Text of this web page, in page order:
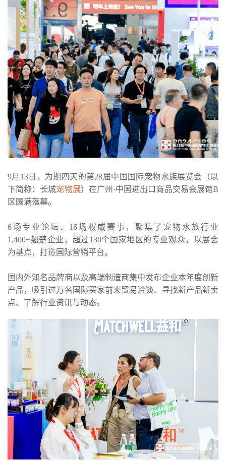
9月13日，为期四天的第28届中国国际宠物水族展览会（以
下简称：长城宠物展）在广州·中国进出口商品交易会展馆B
区圆满落幕。
6场专业论坛、16场权威赛事，聚集了宠物水族行业
1,400+翘楚企业，超过130个国家地区的专业观众，以展会
为基点，打造国际营销平台。
国内外知名品牌商以及高端制造商集中发布企业本年度创新
产品，吸引过万名国际买家前来贸易洽谈、寻找新产品新卖
点、了解行业资讯与动态。